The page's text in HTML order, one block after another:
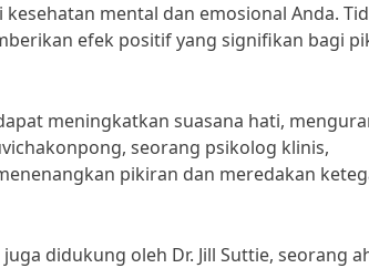
mental dan emosional Anda.
efek positif yang signifikan bagi
meningkatkan suasana hati,
seorang psikolog klinis,
pikiran dan meredakan
didukung oleh Dr. Jill Suttie, seorang